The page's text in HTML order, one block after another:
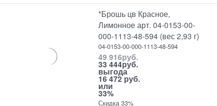
*Брошь цв Красное,
Лимонное арт. 04-0153-00-
000-1113-48-594 (вес 2,93 г)
04-0153-00-000-1113-48-594
49 916руб.
33 444руб.
выгода
16 472 руб.
или
33%
Скидка 33%